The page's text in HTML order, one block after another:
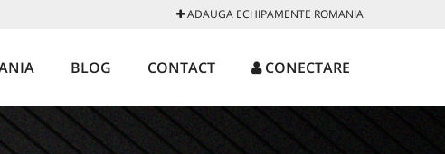
ADAUGA ECHIPAMENTE ROMANIA
BLOG CONTACT CONECTARE